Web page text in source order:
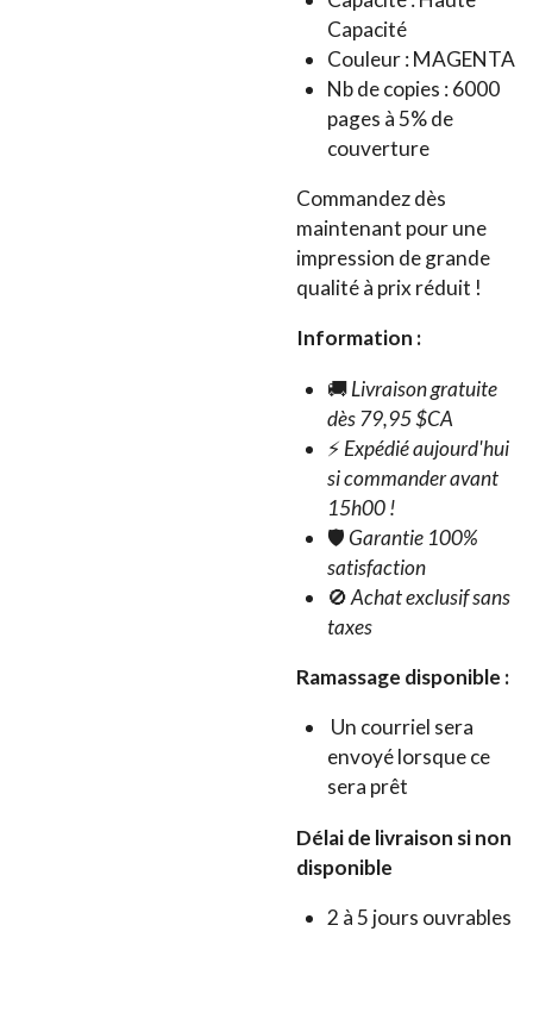
Capacité
Couleur : MAGENTA
Nb de copies : 6000
pages à 5% de
couverture
Commandez dès
maintenant pour une
impression de grande
qualité à prix réduit !
Information :
🚚Livraison gratuite
dès 79,95 $CA
⚡Expédié aujourd'hui
si commander avant
15h00 !
🛡️Garantie 100%
satisfaction
🚫Achat exclusif sans
taxes
Ramassage disponible :
Un courriel sera
envoyé lorsque ce
sera prêt
Délai de livraison si non
disponible
2 à 5 jours ouvrables